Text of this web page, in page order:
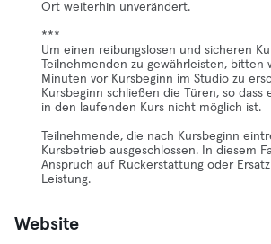
Ort weiterhin unverändert.
***
Um einen reibungslosen und sicheren
Teilnehmenden zu gewährleisten, bitten
Minuten vor Kursbeginn im Studio zu
Kursbeginn schließen die Türen, so dass
in den laufenden Kurs nicht möglich ist.
Teilnehmende, die nach Kursbeginn
Kursbetrieb ausgeschlossen. In diesem
Anspruch auf Rückerstattung oder
Leistung.
Website